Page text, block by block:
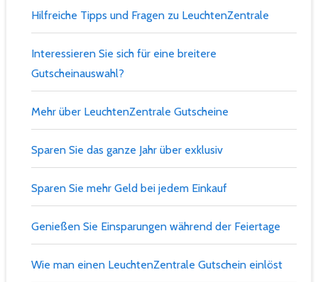
Hilfreiche Tipps und Fragen zu LeuchtenZentrale
Interessieren Sie sich für eine breitere
Gutscheinauswahl?
Mehr über LeuchtenZentrale Gutscheine
Sparen Sie das ganze Jahr über exklusiv
Sparen Sie mehr Geld bei jedem Einkauf
Genießen Sie Einsparungen während der Feiertage
Wie man einen LeuchtenZentrale Gutschein einlöst